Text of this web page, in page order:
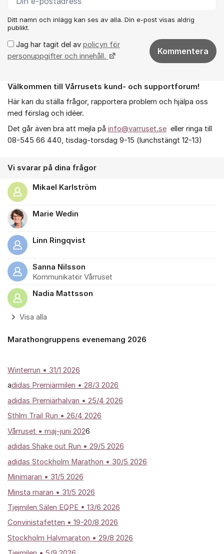
Ditt namn och inlägg kan ses av alla. Din e-post visas aldrig
publikt.
Jag har tagit del av policyn för
personuppgifter och innehåll.
Kommentera
Om forumet
Välkommen till Vårrusets kund- och supportforum!
Här kan du ställa frågor, rapportera problem och hjälpa oss
med förslag och idéer.
Det går även bra att mejla på info@varruset.se eller ringa till
08-545 66 440, tisdag-torsdag 9-15 (lunchstängt 12-13)
Vi svarar på dina frågor
Mikael Karlström
Marie Wedin
Linn Ringqvist
Sanna Nilsson
Kommunikatör Vårruset
Nadia Mattsson
Visa alla
Marathongruppens evenemang 2026
Winterrun • 31/1 2026
adidas Premiärmilen • 28/3 2026
adidas Premiärhalvan • 25/4 2026
Sthlm Trail Run • 26/4 2026
Vårruset • maj-juni 2026
adidas Shake out Run • 29/5 2026
adidas Stockholm Marathon • 30/5 2026
Minimaran • 31/5 2026
Minsta maran • 31/5 2026
Tjejmilen Sälen EQPE • 13/6 2026
Convinistafetten • 19-20/8 2026
Stockholm Halvmaraton • 29/8 2026